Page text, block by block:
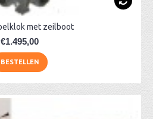
met zeilboot
€1.495,00
BESTELLEN